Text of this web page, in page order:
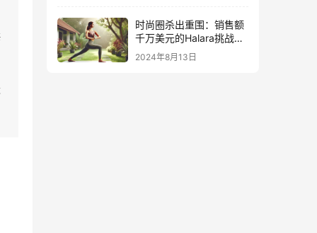
时尚圈杀出重围：销售额
千万美元的Halara挑战
SHEIN成新时尚巨头
（上）
2024年8月13日